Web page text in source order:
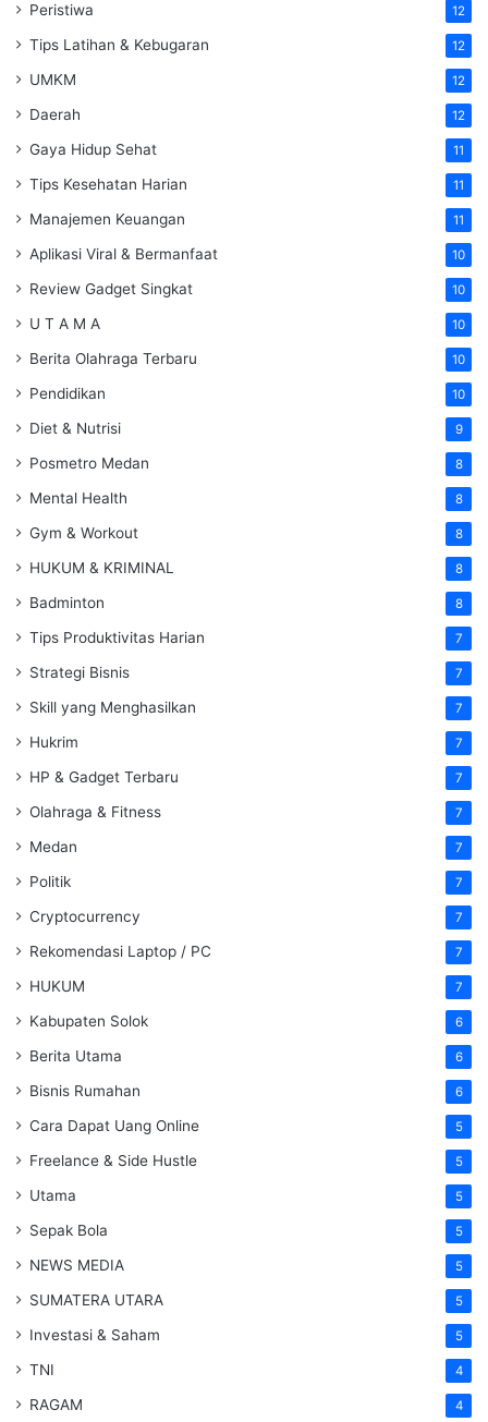
Peristiwa 12
Tips Latihan & Kebugaran 12
UMKM 12
Daerah 12
Gaya Hidup Sehat 11
Tips Kesehatan Harian 11
Manajemen Keuangan 11
Aplikasi Viral & Bermanfaat 10
Review Gadget Singkat 10
U T A M A 10
Berita Olahraga Terbaru 10
Pendidikan 10
Diet & Nutrisi 9
Posmetro Medan 8
Mental Health 8
Gym & Workout 8
HUKUM & KRIMINAL 8
Badminton 8
Tips Produktivitas Harian 7
Strategi Bisnis 7
Skill yang Menghasilkan 7
Hukrim 7
HP & Gadget Terbaru 7
Olahraga & Fitness 7
Medan 7
Politik 7
Cryptocurrency 7
Rekomendasi Laptop / PC 7
HUKUM 7
Kabupaten Solok 6
Berita Utama 6
Bisnis Rumahan 6
Cara Dapat Uang Online 5
Freelance & Side Hustle 5
Utama 5
Sepak Bola 5
NEWS MEDIA 5
SUMATERA UTARA 5
Investasi & Saham 5
TNI 4
RAGAM 4